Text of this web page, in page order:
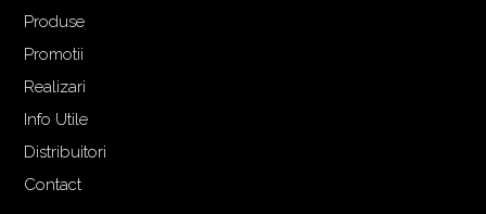
Produse
Promotii
Realizari
Info Utile
Distribuitori
Contact